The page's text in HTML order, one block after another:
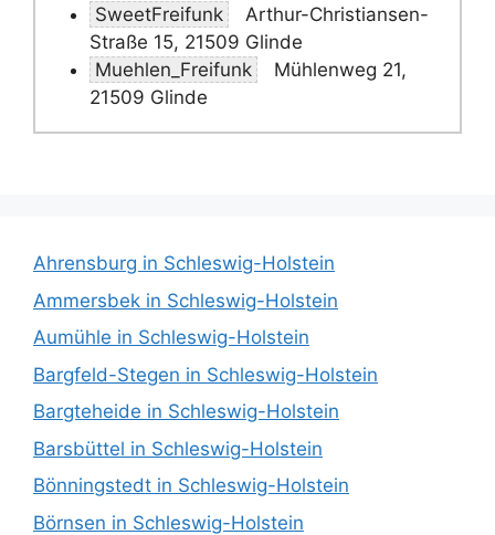
SweetFreifunk
Arthur-Christiansen-
Straße 15, 21509 Glinde
Muehlen_Freifunk
Mühlenweg 21,
21509 Glinde
Ahrensburg in Schleswig-Holstein
Ammersbek in Schleswig-Holstein
Aumühle in Schleswig-Holstein
Bargfeld-Stegen in Schleswig-Holstein
Bargteheide in Schleswig-Holstein
Barsbüttel in Schleswig-Holstein
Bönningstedt in Schleswig-Holstein
Börnsen in Schleswig-Holstein